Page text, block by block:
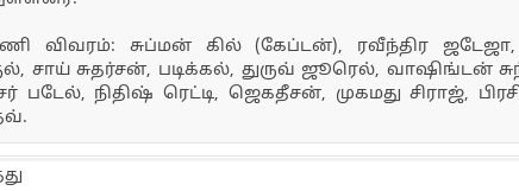
விவரம்: சுப்மன் கில் (கேப்டன்), ரவீந்திர
சாய் சுதர்சன், படிக்கல், துருவ் ஜூரெல், வாஷிங்டன்
படேல், நிதிஷ் ரெட்டி, ஜெகதீசன், முகமது சிராஜ்,